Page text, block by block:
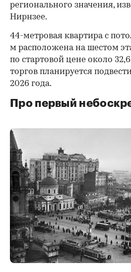
регионального значения,
Нирнзее.
44-метровая квартира с
м расположена на шестом
по стартовой цене около
торгов планируется
2026 года.
Про первый
00:00 / 00:00